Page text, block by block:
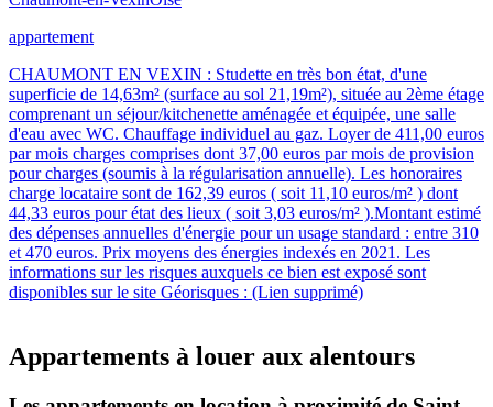
appartement
CHAUMONT EN VEXIN : Studette en très bon état, d'une
superficie de 14,63m² (surface au sol 21,19m²), située au 2ème étage
comprenant un séjour/kitchenette aménagée et équipée, une salle
d'eau avec WC. Chauffage individuel au gaz. Loyer de 411,00 euros
par mois charges comprises dont 37,00 euros par mois de provision
pour charges (soumis à la régularisation annuelle). Les honoraires
charge locataire sont de 162,39 euros ( soit 11,10 euros/m² ) dont
44,33 euros pour état des lieux ( soit 3,03 euros/m² ).Montant estimé
des dépenses annuelles d'énergie pour un usage standard : entre 310
et 470 euros. Prix moyens des énergies indexés en 2021. Les
informations sur les risques auxquels ce bien est exposé sont
disponibles sur le site Géorisques : (Lien supprimé)
Appartements à louer aux alentours